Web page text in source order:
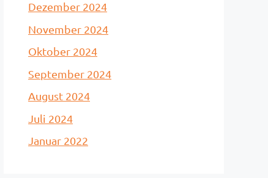
Dezember 2024
November 2024
Oktober 2024
September 2024
August 2024
Juli 2024
Januar 2022